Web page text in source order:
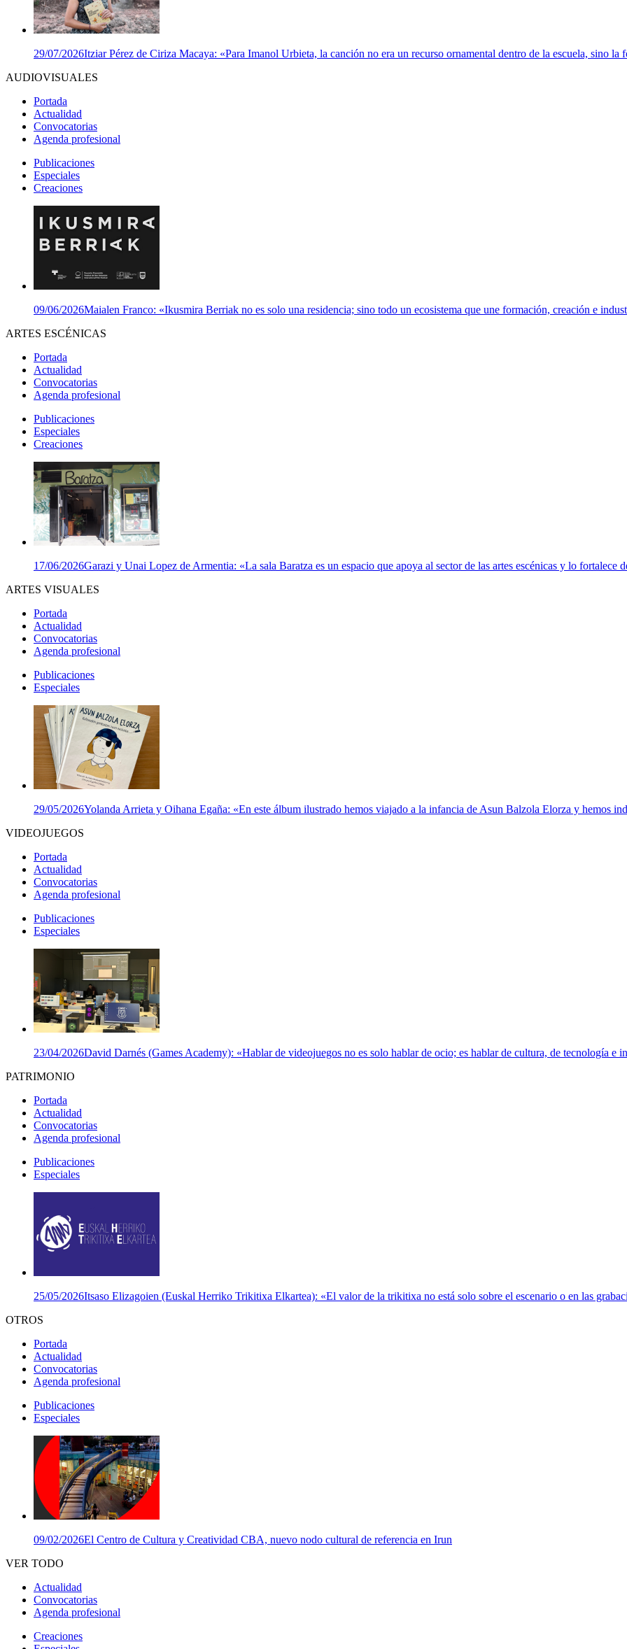
29/07/2026Itziar Pérez de Ciriza Macaya: «Para Imanol Urbieta, la canción no era un recurso ornamental dentro de la escuela, sino la
AUDIOVISUALES
Portada
Actualidad
Convocatorias
Agenda profesional
Publicaciones
Especiales
Creaciones
09/06/2026Maialen Franco: «Ikusmira Berriak no es solo una residencia; sino todo un ecosistema que une formación, creación e
ARTES ESCÉNICAS
Portada
Actualidad
Convocatorias
Agenda profesional
Publicaciones
Especiales
Creaciones
17/06/2026Garazi y Unai Lopez de Armentia: «La sala Baratza es un espacio que apoya al sector de las artes escénicas y lo fortalece
ARTES VISUALES
Portada
Actualidad
Convocatorias
Agenda profesional
Publicaciones
Especiales
29/05/2026Yolanda Arrieta y Oihana Egaña: «En este álbum ilustrado hemos viajado a la infancia de Asun Balzola Elorza y hemos
VIDEOJUEGOS
Portada
Actualidad
Convocatorias
Agenda profesional
Publicaciones
Especiales
23/04/2026David Darnés (Games Academy): «Hablar de videojuegos no es solo hablar de ocio; es hablar de cultura, de tecnología
PATRIMONIO
Portada
Actualidad
Convocatorias
Agenda profesional
Publicaciones
Especiales
25/05/2026Itsaso Elizagoien (Euskal Herriko Trikitixa Elkartea): «El valor de la trikitixa no está solo sobre el escenario o en las
OTROS
Portada
Actualidad
Convocatorias
Agenda profesional
Publicaciones
Especiales
09/02/2026El Centro de Cultura y Creatividad CBA, nuevo nodo cultural de referencia en Irun
VER TODO
Actualidad
Convocatorias
Agenda profesional
Creaciones